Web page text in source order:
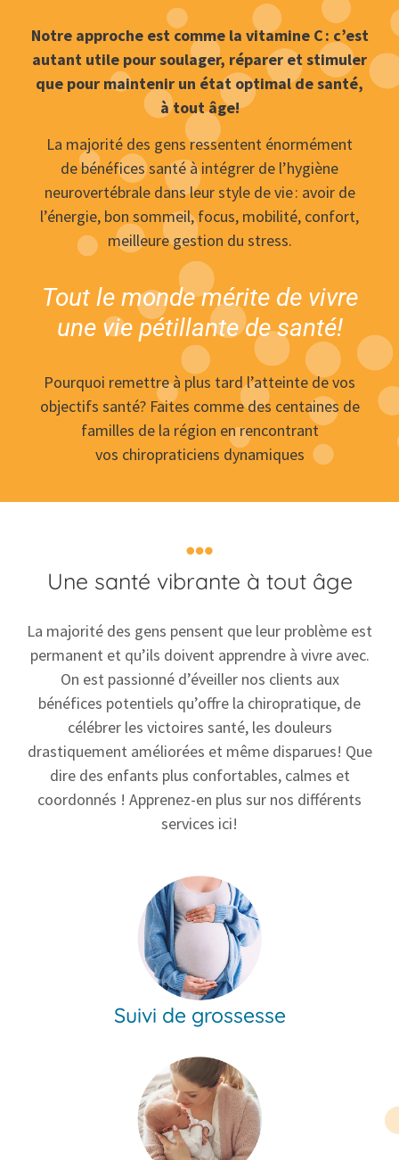
Notre approche est comme la vitamine C : c’est
autant utile pour soulager, réparer et stimuler
que pour maintenir un état optimalde santé,
à tout âge!
La majorité des gens ressentent énormément
de bénéficessanté à intégrer de l’hygiène
neurovertébrale dans leur style de vie : avoir de
l’énergie, bon sommeil, focus, mobilité, confort,
meilleure gestion du stress.
Tout le monde mérite de vivre
une vie pétillantede santé!
Pourquoi remettre à plus tard l’atteinte de vos
objectifs santé? Faites commedes centaines de
familles de la région en rencontrant
vos chiropraticiens dynamiques
Une santé vibrante à tout âge
La majorité des gens pensent que leur problème est
permanent et qu’ils doivent apprendre à vivre avec.
On est passionné d’éveiller nos clients aux
bénéfices potentiels qu’offre la chiropratique, de
célébrer les victoires santé, les douleurs
drastiquement améliorées et même disparues! Que
dire des enfants plus confortables, calmes et
coordonnés ! Apprenez-en plus sur nos différents
services ici!
Suivi de grossesse